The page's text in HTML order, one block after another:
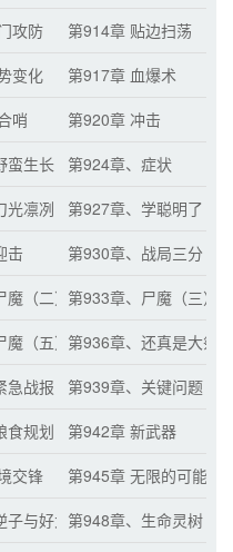
攻防
第914章 贴边扫荡
变化
第917章 血爆术
哨
第920章 冲击
蛮生长
第924章、症状
光凛冽
第927章、学聪明了
击
第930章、战局三分
魔（二）第933章、尸魔（三）
魔（五）第936章、还真是大祭
急战报
第939章、关键问题
食规划
第942章 新武器
交锋
第945章 无限的可能
子与好大儿第948章、生命灵树